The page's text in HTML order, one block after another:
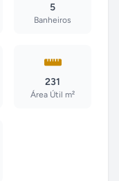
5
Banheiros
231
Área Útil m²